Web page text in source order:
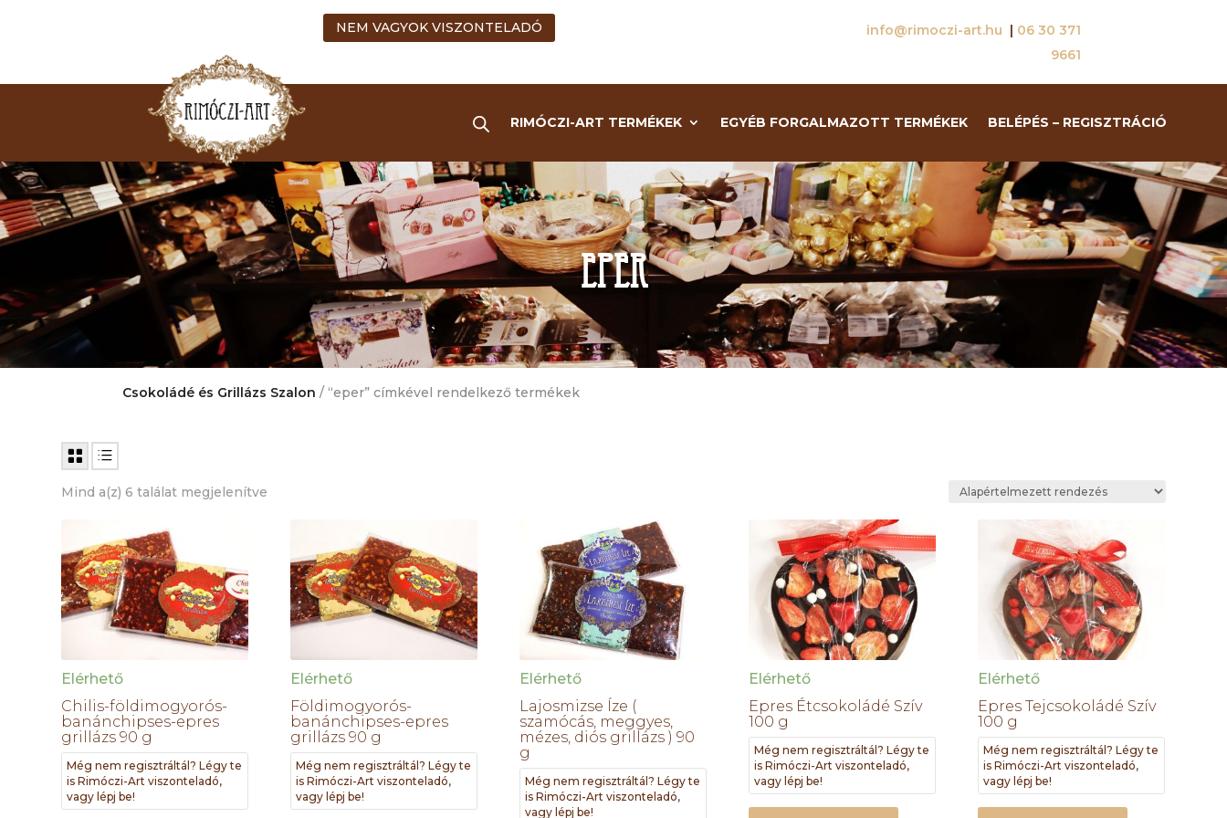
NEM VAGYOK VISZONTELADÓ info@rimoczi-art.hu | 06 30 371
9661
RIMÓCZI-ART TERMÉKEK EGYÉB FORGALMAZOTT TERMÉKEK BELÉPÉS – REGISZTRÁCIÓ
eper
Csokoládé és Grillázs Szalon / “eper” címkével rendelkező termékek
Mind a(z) 6 találat megjelenítve
Elérhető
Chilis-földimogyorós-
banánchipses-epres
grillázs 90 g
Még nem regisztráltál? Légy te
is Rimóczi-Art viszonteladó,
vagy lépj be!
Elérhető
Földimogyorós-
banánchipses-epres
grillázs 90 g
Még nem regisztráltál? Légy te
is Rimóczi-Art viszonteladó,
vagy lépj be!
Elérhető
Lajosmizse Íze (
szamócás, meggyes,
mézes, diós grillázs ) 90
g
Még nem regisztráltál? Légy te
is Rimóczi-Art viszonteladó,
vagy lépj be!
Elérhető
Epres Étcsokoládé Szív
100 g
Még nem regisztráltál? Légy te
is Rimóczi-Art viszonteladó,
vagy lépj be!
Elérhető
Epres Tejcsokoládé Szív
100 g
Még nem regisztráltál? Légy te
is Rimóczi-Art viszonteladó,
vagy lépj be!